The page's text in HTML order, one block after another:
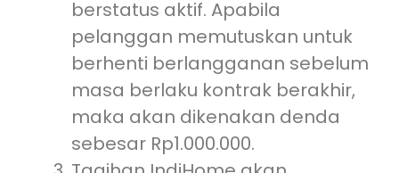
berstatus aktif. Apabila
pelanggan memutuskan untuk
berhenti berlangganan sebelum
masa berlaku kontrak berakhir,
maka akan dikenakan denda
sebesar Rp1.000.000.